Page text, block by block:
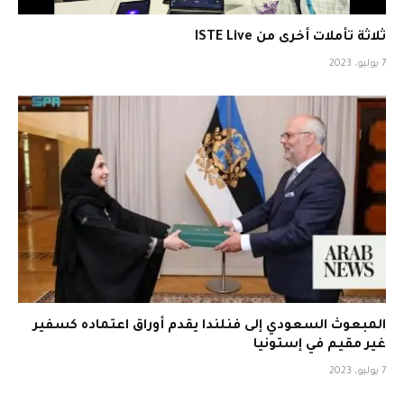
ثلاثة تأملات أخرى من ISTE Live
7 يوليو، 2023
المبعوث السعودي إلى فنلندا يقدم أوراق اعتماده كسفير
غير مقيم في إستونيا
7 يوليو، 2023